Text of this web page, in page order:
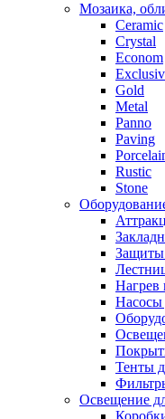
Мозаика,
Ceramic
Crystal
Econom
Gold
Metal
Panno
Paving
Rustic
Stone
Защиты
Нагрев
Насосы
Тенты
Освещение